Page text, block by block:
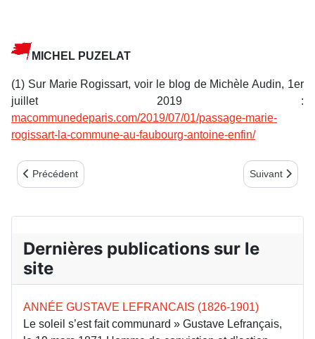
MICHEL PUZELAT
(1) Sur Marie Rogissart, voir le blog de Michèle Audin, 1er
juillet 2019 :
macommunedeparis.com/2019/07/01/passage-marie-
rogissart-la-commune-au-faubourg-antoine-enfin/
Article précédent : KARL MARX EN VISITE DANS LE TRÉGOR
Précédent Article
Suivant
Dernières publications sur le
site
ANNÉE GUSTAVE LEFRANCAIS (1826-1901)
Le soleil s’est fait communard » Gustave Lefrançais,